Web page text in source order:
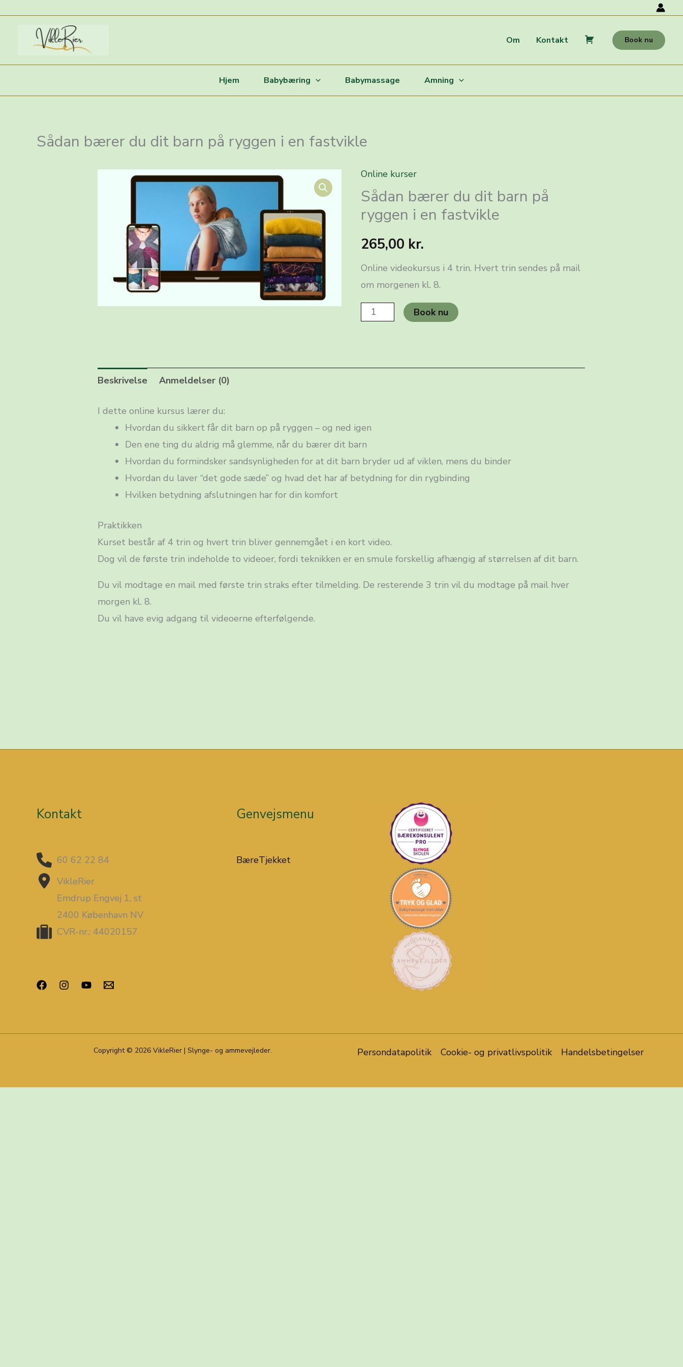
indholdet
Om Kontakt
K
Book nu
Hjem Babybæring Babymassage Amning
Sådan bærer du dit barn på ryggen i en fastvikle
Online kurser
Sådan bærer du dit barn på
ryggen i en fastvikle
265,00 kr.
Online videokursus i 4 trin. Hvert trin sendes på mail
om morgenen kl. 8.
Sådan
i
en
fastvikle
antal
Book nu
Beskrivelse Anmeldelser (0)
I dette online kursus lærer du:
Hvordan du sikkert får dit barn op på ryggen – og ned igen
Den ene ting du aldrig må glemme, når du bærer dit barn
Hvordan du formindsker sandsynligheden for at dit barn bryder ud af viklen, mens du binder
Hvordan du laver “det gode sæde” og hvad det har af betydning for din rygbinding
Hvilken betydning afslutningen har for din komfort
Praktikken
Kurset består af 4 trin og hvert trin bliver gennemgået i en kort video.
Dog vil de første trin indeholde to videoer, fordi teknikken er en smule forskellig afhængig af størrelsen af dit barn.
Du vil modtage en mail med første trin straks efter tilmelding. De resterende 3 trin vil du modtage på mail hver
morgen kl. 8.
Du vil have evig adgang til videoerne efterfølgende.
Kontakt
60 62 22 84
VikleRier
Emdrup Engvej 1, st
2400 København NV
CVR-nr.: 44020157
Genvejsmenu
BæreTjekket
Copyright © 2026 VikleRier | Slynge- og ammevejleder. Persondatapolitik Cookie- og privatlivspolitik Handelsbetingelser